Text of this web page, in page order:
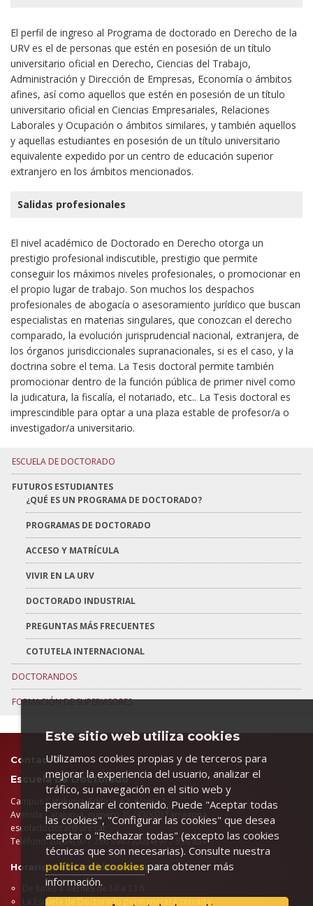
El perfil de ingreso al Programa de doctorado en Derecho de la
URV es el de personas que estén en posesión de un título
universitario oficial en Derecho, Ciencias del Trabajo,
Administración y Dirección de Empresas, Economía o ámbitos
afines, así como aquellos que estén en posesión de un título
universitario oficial en Ciencias Empresariales, Relaciones
Laborales y Ocupación o ámbitos similares, y también aquellos
y aquellas estudiantes en posesión de un título universitario
equivalente expedido por un centro de educación superior
extranjero en los ámbitos mencionados.
Salidas profesionales
El nivel académico de Doctorado en Derecho otorga un
prestigio profesional indiscutible, prestigio que permite
conseguir los máximos niveles profesionales, o promocionar en
el propio lugar de trabajo. Son muchos los despachos
profesionales de abogacía o asesoramiento jurídico que buscan
especialistas en materias singulares, que conozcan el derecho
comparado, la evolución jurisprudencial nacional, extranjera, de
los órganos jurisdiccionales supranacionales, si es el caso, y la
doctrina sobre el tema. La Tesis doctoral permite también
promocionar dentro de la función pública de primer nivel como
la judicatura, la fiscalía, el notariado, etc.. La Tesis doctoral es
imprescindible para optar a una plaza estable de profesor/a o
investigador/a universitario.
ESCUELA DE DOCTORADO
FUTUROS ESTUDIANTES
¿QUÉ ES UN PROGRAMA DE DOCTORADO?
PROGRAMAS DE DOCTORADO
ACCESO Y MATRÍCULA
VIVIR EN LA URV
DOCTORADO INDUSTRIAL
PREGUNTAS MÁS FRECUENTES
COTUTELA INTERNACIONAL
DOCTORANDOS
FORMACIÓN DE SUPERVISORES
Contacto
Escuela de Doctorado
Campus Catalunya. Edificio A2, planta 1
Avenida Catalunya, número 35 (43002) Tarragona
escoladoctorat@urv.cat
Teléfono: (0034) 977 256 596 / (0034) 977 558 831
Horario de atención presencial
De lunes a viernes de 10 a 13 h
La Escuela de Doctorado permanecerá cerrada:
Este sitio web utiliza cookies
Utilizamos cookies propias y de terceros para
mejorar la experiencia del usuario, analizar el
tráfico, su navegación en el sitio web y
personalizar el contenido. Puede "Aceptar todas
las cookies", "Configurar las cookies" que desea
aceptar o "Rechazar todas" (excepto las cookies
técnicas que son necesarias). Consulte nuestra
política de cookies para obtener más
información.